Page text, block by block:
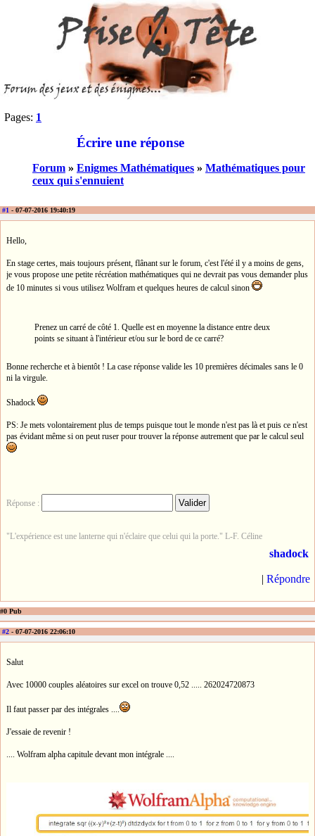
Pages: 1
Écrire une réponse
Forum » Enigmes Mathématiques » Mathématiques pour
ceux qui s'ennuient
#1 - 07-07-2016 19:40:19
Hello,
En stage certes, mais toujours présent, flânant sur le forum, c'est l'été il y a moins de gens,
je vous propose une petite récréation mathématiques qui ne devrait pas vous demander plus
de 10 minutes si vous utilisez Wolfram et quelques heures de calcul sinon
Prenez un carré de côté 1. Quelle est en moyenne la distance entre deux
points se situant à l'intérieur et/ou sur le bord de ce carré?
Bonne recherche et à bientôt ! La case réponse valide les 10 premières décimales sans le 0
ni la virgule.
Shadock
PS: Je mets volontairement plus de temps puisque tout le monde n'est pas là et puis ce n'est
pas évidant même si on peut ruser pour trouver la réponse autrement que par le calcul seul
Réponse :
"L'expérience est une lanterne qui n'éclaire que celui qui la porte." L-F. Céline
shadock
| Répondre
#0 Pub
#2 - 07-07-2016 22:06:10
Salut
Avec 10000 couples aléatoires sur excel on trouve 0,52 ..... 262024720873
Il faut passer par des intégrales ....
J'essaie de revenir !
.... Wolfram alpha capitule devant mon intégrale ....